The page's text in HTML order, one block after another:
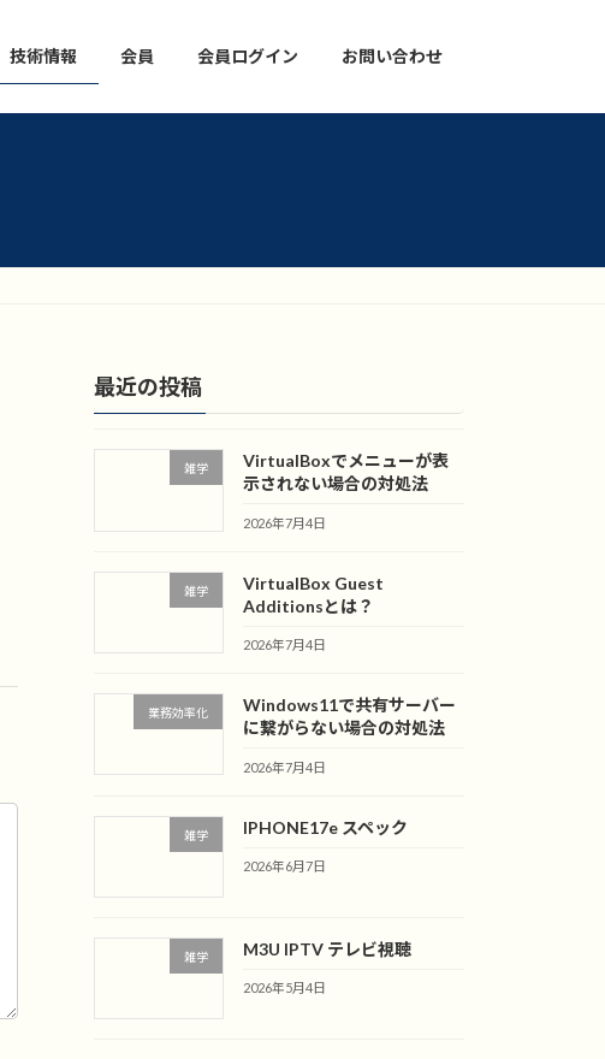
技術情報 会員 会員ログイン お問い合わせ
最近の投稿
雑学
VirtualBoxでメニューが表
示されない場合の対処法
2026年7月4日
雑学
VirtualBox Guest
Additionsとは？
2026年7月4日
業務効率化
Windows11で共有サーバー
に繋がらない場合の対処法
2026年7月4日
雑学 IPHONE17e スペック
2026年6月7日
雑学 M3U IPTV テレビ視聴
2026年5月4日